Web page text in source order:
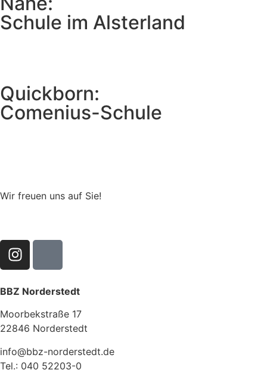
Schule im Alsterland
Quickborn:
Comenius-Schule
Wir freuen uns auf Sie!
BBZ Norderstedt
Moorbekstraße 17
22846 Norderstedt
info@bbz-norderstedt.de
Tel.: 040 52203-0